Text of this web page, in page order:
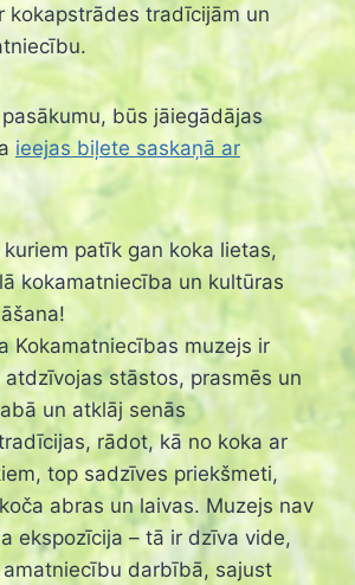
kokapstrādes tradīcijām un
būs jāiegādājas
ieejas biļete saskaņā ar
patīk gan koka lietas,
kokamatniecība un kultūras
Kokamatniecības muzejs ir
stāstos, prasmēs un
un atklāj senās
rādot, kā no koka ar
top sadzīves priekšmeti,
abras un laivas. Muzejs nav
ekspozīcija – tā ir dzīva vide,
darbībā, sajust